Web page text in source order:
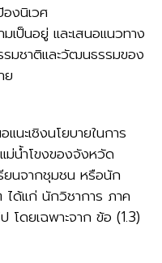
องนิเวศ
ป็นอยู่ และเสนอแนวทาง
มชาติและวัฒนธรรมของ
ย
แนะเชิงนโยบายในการ
น้ำโขงของจังหวัด
ยนจากชุมชน หรือนัก
ด้แก่ นักวิชาการ ภาค
โดยเฉพาะจาก ข้อ (1.3)